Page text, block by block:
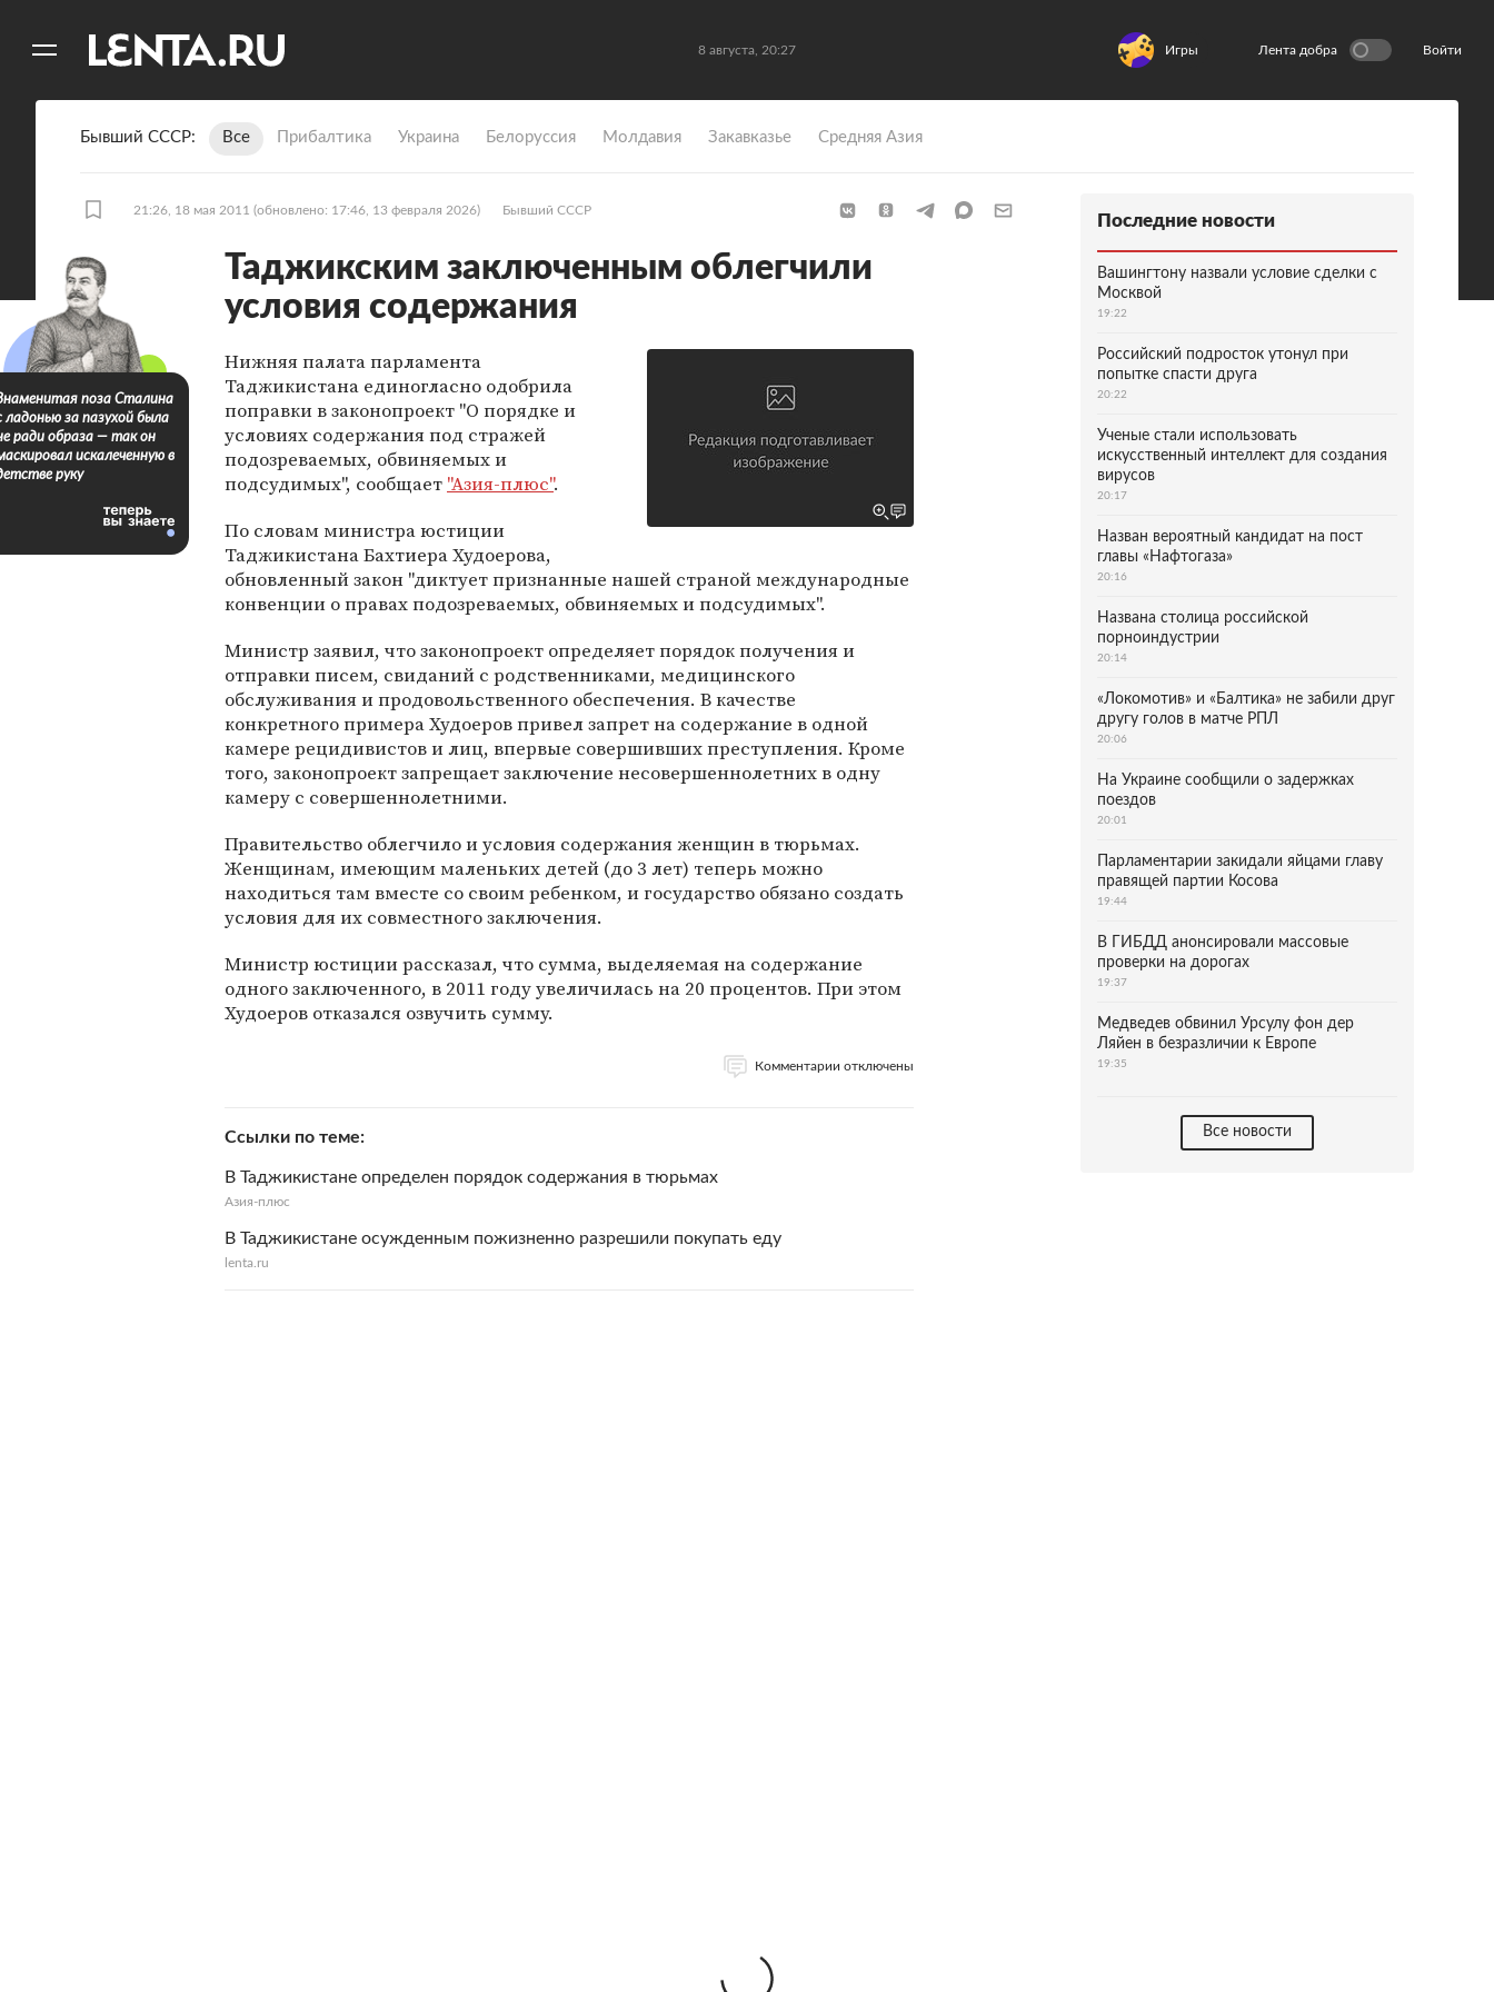
8 августа, 20:27 Игры Лента добра Войти
Бывший СССР Все Прибалтика Украина Белоруссия Молдавия Закавказье Средняя Азия
21:26, 18 мая 2011 (обновлено: 17:46, 13 февраля 2026) Бывший СССР
Таджикским заключенным облегчили
условия содержания
Нижняя палата парламента
Таджикистана единогласно одобрила
поправки в законопроект "О порядке и
условиях содержания под стражей
подозреваемых, обвиняемых и
подсудимых", сообщает "Азия-плюс".
По словам министра юстиции
Таджикистана Бахтиера Худоерова,
обновленный закон "диктует признанные нашей страной международные
конвенции о правах подозреваемых, обвиняемых и подсудимых".
Министр заявил, что законопроект определяет порядок получения и
отправки писем, свиданий с родственниками, медицинского
обслуживания и продовольственного обеспечения. В качестве
конкретного примера Худоеров привел запрет на содержание в одной
камере рецидивистов и лиц, впервые совершивших преступления. Кроме
того, законопроект запрещает заключение несовершеннолетних в одну
камеру с совершеннолетними.
Правительство облегчило и условия содержания женщин в тюрьмах.
Женщинам, имеющим маленьких детей (до 3 лет) теперь можно
находиться там вместе со своим ребенком, и государство обязано создать
условия для их совместного заключения.
Министр юстиции рассказал, что сумма, выделяемая на содержание
одного заключенного, в 2011 году увеличилась на 20 процентов. При этом
Худоеров отказался озвучить сумму.
Комментарии отключены
Ссылки по теме
В Таджикистане определен порядок содержания в тюрьмах
Азия-плюс
В Таджикистане осужденным пожизненно разрешили покупать еду
lenta.ru
поза Сталина
ладонью за пазухой была
ради образа — так он
искалеченную в
руку
Последние новости
Вашингтону назвали условие сделки с
Москвой
19:22
Российский подросток утонул при
попытке спасти друга
20:22
Ученые стали использовать
искусственный интеллект для создания
вирусов
20:17
Назван вероятный кандидат на пост
главы «Нафтогаза»
20:16
Названа столица российской
порноиндустрии
20:14
«Локомотив» и «Балтика» не забили друг
другу голов в матче РПЛ
20:06
На Украине сообщили о задержках
поездов
20:01
Парламентарии закидали яйцами главу
правящей партии Косова
19:44
В ГИБДД анонсировали массовые
проверки на дорогах
19:37
Медведев обвинил Урсулу фон дер
Ляйен в безразличии к Европе
19:35
Все новости